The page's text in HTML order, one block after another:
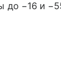
до −16 и